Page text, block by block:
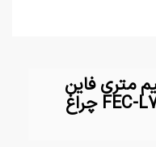
40 وات نیم متری فاین
الکتریک FEC-L7080-0.5M-40W چراغ